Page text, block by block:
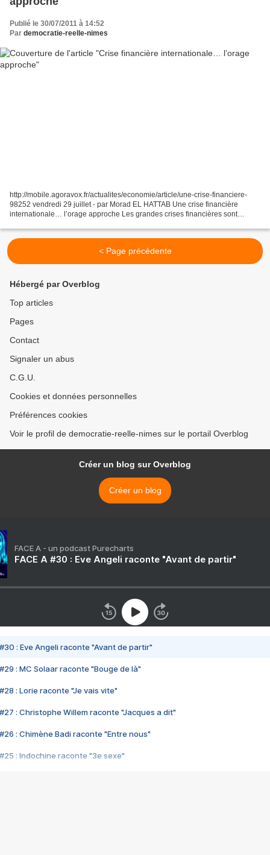
Publié le 30/07/2011 à 14:52
Par democratie-reelle-nimes
http://mobile.agoravox.fr/actualites/economie/article/une-crise-financiere-
98252 vendredi 29 juillet - par Morad EL HATTAB Une crise financière
internationale… l’orage approche Les grandes crises financières sont
< Page précédente
Hébergé par Overblog
Top articles
Pages
Contact
Signaler un abus
C.G.U.
Cookies et données personnelles
Préférences cookies
Voir le profil de democratie-reelle-nimes sur le portail Overblog
Créer un blog sur Overblog
Créer un blog
FACE A - un podcast Purecharts
FACE A #30 : Eve Angeli raconte "Avant de partir"
#30 : Eve Angeli raconte "Avant de partir"
#29 : MC Solaar raconte "Bouge de là"
#28 : Lorie raconte "Je vais vite"
#27 : Christophe Willem raconte "Jacques a dit"
#26 : Chimène Badi raconte "Entre nous"
#25 : Indochine raconte "3e sexe"